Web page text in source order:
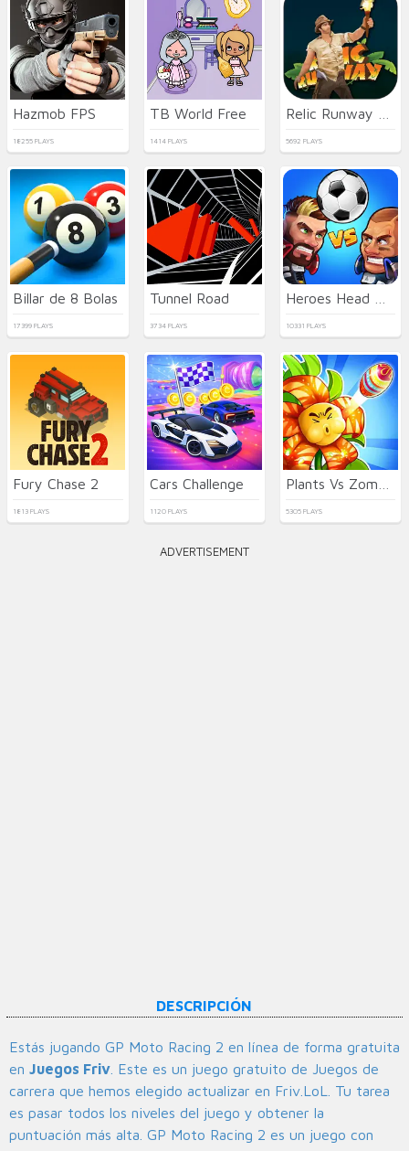
Hazmob FPS
18255 PLAYS
TB World Free
1414 PLAYS 5692 PLAYS
Billar de 8 Bolas
17399 PLAYS
Tunnel Road
3734 PLAYS 10331 PLAYS
Fury Chase 2
1813 PLAYS
Cars Challenge
1120 PLAYS 5305 PLAYS
ADVERTISEMENT
DESCRIPCIÓN
Estás jugando GP Moto Racing 2 en línea de forma gratuita
en Juegos Friv . Este es un juego gratuito de Juegos de
carrera que hemos elegido actualizar en Friv.LoL. Tu tarea
es pasar todos los niveles del juego y obtener la
puntuación más alta. GP Moto Racing 2 es un juego con